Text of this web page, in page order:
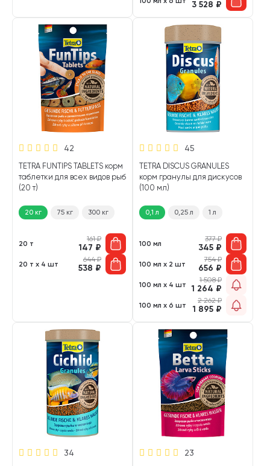
3 528 ₽
42
TETRA FUNTIPS TABLETS корм
таблетки для всех видов рыб
(20 т)
20 кг 75 кг 300 кг
20 т
161₽
147 ₽
20 т х 4 шт
644₽
538 ₽
45
TETRA DISCUS GRANULES
корм гранулы для дискусов
(100 мл)
0,1 л 0,25 л 1 л
100 мл
377₽
345 ₽
100 мл х 2 шт
754₽
656 ₽
100 мл х 4 шт
1 508₽
1 264 ₽
100 мл х 6 шт
2 262₽
1 895 ₽
34 23